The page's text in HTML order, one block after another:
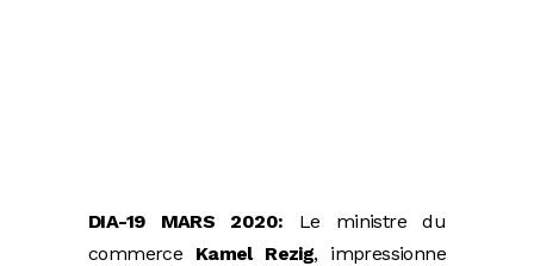
DIA-19 MARS 2020: Le ministre du
commerce Kamel Rezig, impressionne